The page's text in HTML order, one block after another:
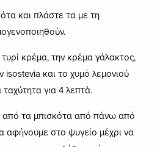
και πλάστε τα με τη
κρέμα, την κρέμα γάλακτος,
και το χυμό λεμονιού
για 4 λεπτά.
τα μπισκότα από πάνω από
αφήνουμε στο ψυγείο μέχρι να